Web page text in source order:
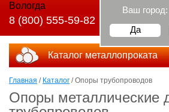
Ваш город:
Да
Вологда
8 (800) 555-59-82
Каталог металлопроката
Главная / Каталог / Опоры трубопроводов
Опоры металлические